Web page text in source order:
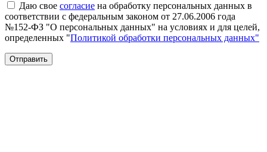
Даю свое согласие на обработку персональных данных в
соответствии с федеральным законом от 27.06.2006 года
№152-ФЗ "О персональных данных" на условиях и для целей,
определенных "Политикой обработки персональных данных"
Отправить